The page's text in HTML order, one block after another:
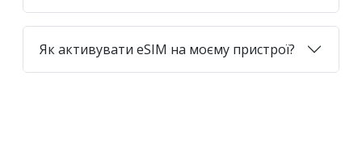
Як активувати eSIM на моєму пристрої?